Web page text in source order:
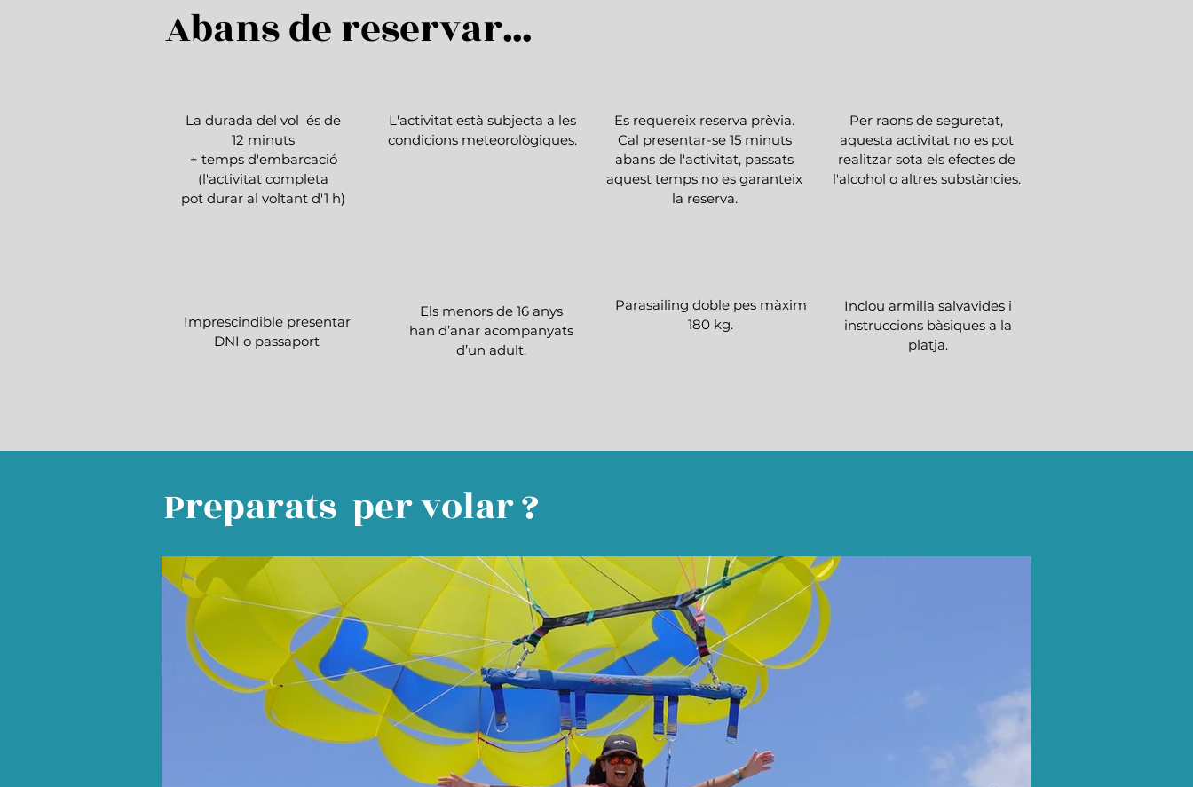
Preparats per volar ?
Abans de reservar...
La durada del vol és de
12 minuts
+ temps d'embarcació
(l'activitat completa
pot durar al voltant d'1 h)
Imprescindible presentar
DNI o passaport
L'activitat està subjecta a les
condicions meteorològiques.
Els menors de 16 anys
han d’anar acompanyats
d’un adult.
Es requereix reserva prèvia.
Cal presentar-se 15 minuts
abans de l'activitat, passats
aquest temps no es garanteix
la reserva.
Parasailing doble pes màxim
180 kg.
Per raons de seguretat,
aquesta activitat no es pot
realitzar sota els efectes de
l'alcohol o altres substàncies.
Inclou armilla salvavides i
instruccions bàsiques a la
platja.